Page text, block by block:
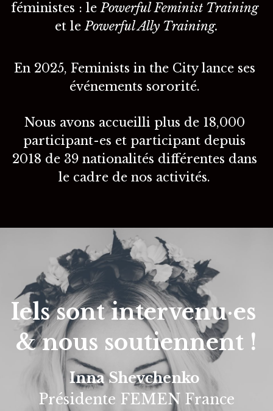
féministes : le
Powerful Feminist Training
et le Powerful Ally Training.
En 2025, Feminists in the City lance ses
événements sororité.
Nous avons accueilli plus de 18,000
participant-es et participant depuis
2018 de 39 nationalités différentes dans
le cadre de nos activités.
Iels sont intervenu·es
& nous soutiennent !
Inna Shevchenko
Présidente FEMEN France